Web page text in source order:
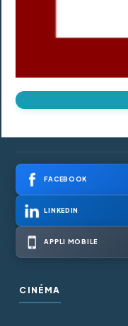
FACEBOOK
LINKEDIN
APPLI MOBILE
CINÉMA